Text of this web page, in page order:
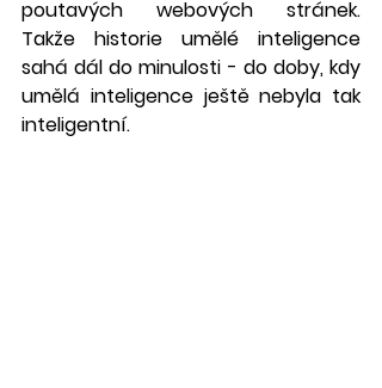
poutavých webových stránek.
Takže historie umělé inteligence
sahá dál do minulosti - do doby, kdy
umělá inteligence ještě nebyla tak
inteligentní.